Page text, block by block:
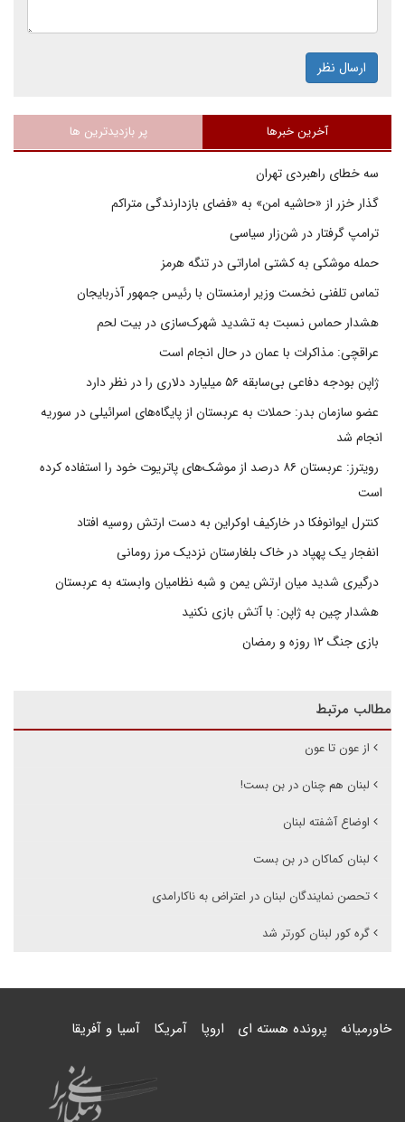
ارسال نظر
آخرین خبرها پر بازدیدترین ها
سه خطای راهبردی تهران
گذار خزر از «حاشیه امن» به «فضای بازدارندگی متراکم
ترامپ گرفتار در شن‌زار سیاسی
حمله موشکی به کشتی اماراتی در تنگه هرمز
تماس تلفنی نخست وزیر ارمنستان با رئیس جمهور آذربایجان
هشدار حماس نسبت به تشدید شهرک‌سازی در بیت‌ لحم
عراقچی: مذاکرات با عمان در حال انجام است
ژاپن بودجه دفاعی بی‌سابقه ۵۶ میلیارد دلاری را در نظر دارد
عضو سازمان بدر: حملات به عربستان از پایگاه‌های اسرائیلی در سوریه
انجام شد
رویترز: عربستان ۸۶ درصد از موشک‌های پاتریوت خود را استفاده کرده
است
کنترل ایوانوفکا در خارکیف اوکراین به دست ارتش روسیه افتاد
انفجار یک پهپاد در خاک بلغارستان نزدیک مرز رومانی
درگیری شدید میان ارتش یمن و شبه نظامیان وابسته به عربستان
هشدار چین به ژاپن: با آتش بازی نکنید
بازی جنگ ۱۲ روزه و رمضان
مطالب مرتبط
از عون تا عون
لبنان هم چنان در بن بست!
اوضاع آشفته لبنان
لبنان کماکان در بن بست
تحصن نمایندگان لبنان در اعتراض به ناکارامدی
گره کور لبنان کورتر شد
خاورمیانه پرونده هسته ای اروپا آمریکا آسیا و آفریقا